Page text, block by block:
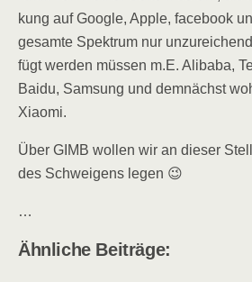
kung auf Goog­le, Apple, face­book
gesam­te Spek­trum nur
fügt wer­den müs­sen m.E. Ali­baba,
Bai­du, Sam­sung und dem­nächst
Xiaomi.
Über GIMB wol­len wir an die­ser
des Schwei­gens legen 😉
…
Ähn­li­che Beiträge: